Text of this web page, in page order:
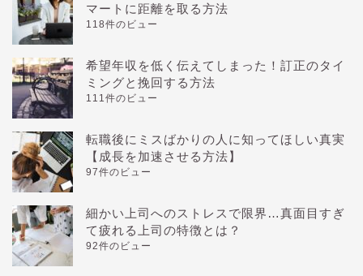
マートに距離を取る方法
118件のビュー
希望年収を低く伝えてしまった！訂正のタイ
ミングと挽回する方法
111件のビュー
転職後にミスばかりの人に知ってほしい真実
【成長を加速させる方法】
97件のビュー
細かい上司へのストレスで限界…真面目すぎ
て疲れる上司の特徴とは？
92件のビュー